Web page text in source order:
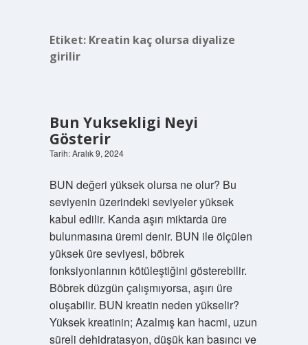
Etiket: Kreatin kaç olursa diyalize
girilir
Bun Yuksekligi Neyi
Gösterir
Tarih: Aralık 9, 2024
BUN değeri yüksek olursa ne olur? Bu
seviyenin üzerindeki seviyeler yüksek
kabul edilir. Kanda aşırı miktarda üre
bulunmasına üremi denir. BUN ile ölçülen
yüksek üre seviyesi, böbrek
fonksiyonlarının kötüleştiğini gösterebilir.
Böbrek düzgün çalışmıyorsa, aşırı üre
oluşabilir. BUN kreatin neden yükselir?
Yüksek kreatinin; Azalmış kan hacmi, uzun
süreli dehidratasyon, düşük kan basıncı ve